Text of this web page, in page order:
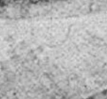
SOBRE MINHA